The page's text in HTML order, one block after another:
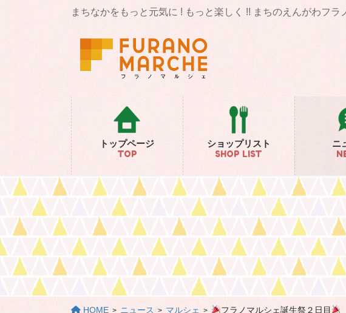
まちなかをもっと元気に ! もっと楽しく !! まちのえんがわフラ
トップページ
TOP
ショップリスト
SHOP LIST
ニ
HOME ニュース マルシェ フラノマルシェ誕生祭２日目